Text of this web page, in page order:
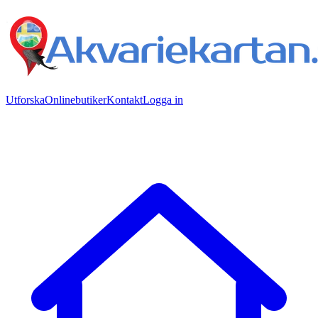
UtforskaOnlinebutikerKontaktLogga in